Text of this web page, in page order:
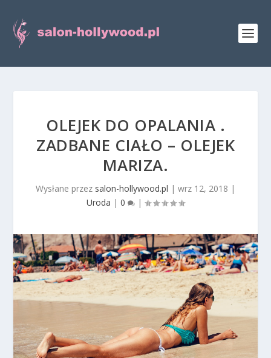
OLEJEK DO OPALANIA .
ZADBANE CIAŁO – OLEJEK
MARIZA.
Wysłane przez salon-hollywood.pl | wrz 12, 2018 |
Uroda | 0 |